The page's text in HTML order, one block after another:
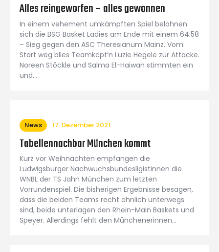
Alles reingeworfen – alles gewonnen
In einem vehement umkämpften Spiel belohnen
sich die BSG Basket Ladies am Ende mit einem 64:58
– Sieg gegen den ASC Theresianum Mainz. Vom
Start weg blies Teamkäpt‘n Luzie Hegele zur Attacke.
Noreen Stöckle und Salma El-Haiwan stimmten ein
und…
News 17. Dezember 2021
Tabellennachbar München kommt
Kurz vor Weihnachten empfangen die
Ludwigsburger Nachwuchsbundesligistinnen die
WNBL der TS Jahn München zum letzten
Vorrundenspiel. Die bisherigen Ergebnisse besagen,
dass die beiden Teams recht ähnlich unterwegs
sind, beide unterlagen den Rhein-Main Baskets und
Speyer. Allerdings fehlt den Münchenerinnen…